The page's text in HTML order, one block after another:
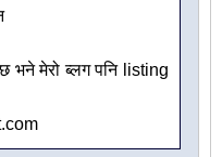
भने मेरो ब्लग पनि listing